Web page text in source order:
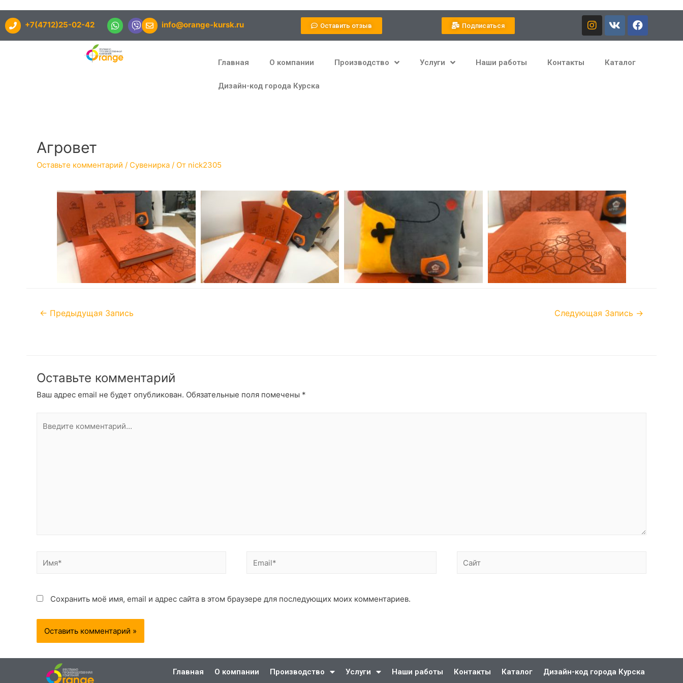
+7(4712)25-02-42 info@orange-kursk.ru Оставить отзыв Подписаться
Главная О компании Производство Услуги Наши работы Контакты Каталог
Дизайн-код города Курска
Агровет
Оставьте комментарий / Сувенирка / От nick2305
← Предыдущая Запись Следующая Запись →
Оставьте комментарий
Ваш адрес email не будет опубликован. Обязательные поля помечены *
Сохранить моё имя, email и адрес сайта в этом браузере для последующих моих комментариев.
Главная О компании Производство Услуги Наши работы Контакты Каталог Дизайн-код города Курска